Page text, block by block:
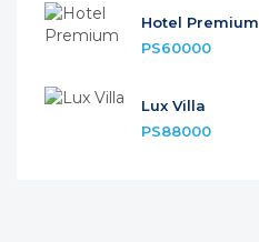
Hotel Premium
PS60000
Lux Villa
PS88000